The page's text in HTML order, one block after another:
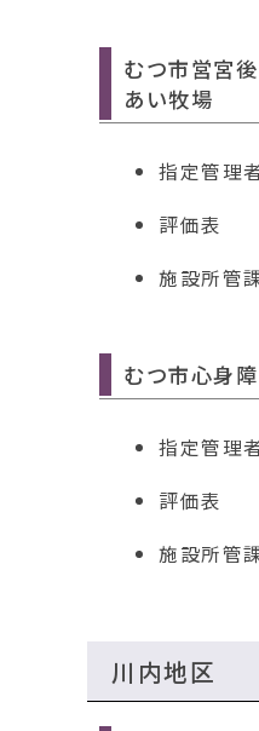
むつ市営宮
あい牧場
指定管理
評価表
施設所管
むつ市心身
指定管理
評価表
施設所管
川内地区